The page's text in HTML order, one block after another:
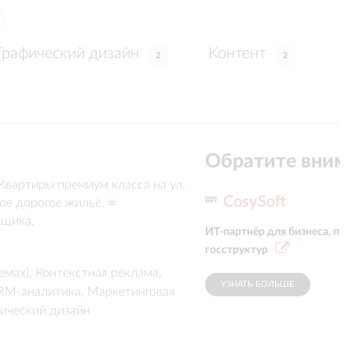
Графический дизайн 2 Контент 2
премиум класса на ул.
дорогое жильё, ⭐️
Контекстная реклама,
аналитика, Маркетинговая
дизайн
Обратите
CosySoft
ИТ-партнёр для бизнеса,
госструктур
УЗНАТЬ БОЛЬШЕ